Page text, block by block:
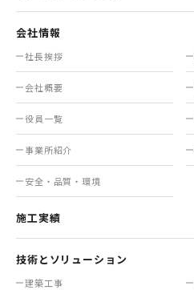
会社情報
社長挨拶
会社概要
役員一覧
事業所紹介
安全・品質・環境
施工実績
技術とソリューション
建築工事